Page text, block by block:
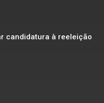
candidatura à reeleição